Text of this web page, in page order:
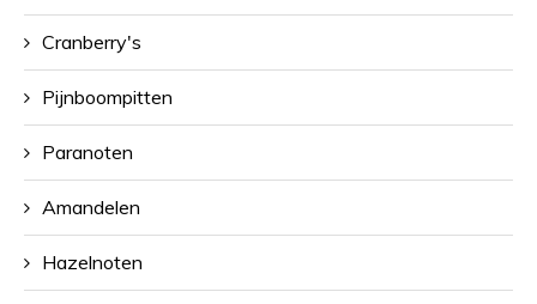
Cranberry's
Pijnboompitten
Paranoten
Amandelen
Hazelnoten